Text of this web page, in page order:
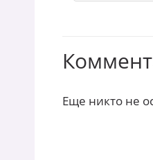
Еще никто не